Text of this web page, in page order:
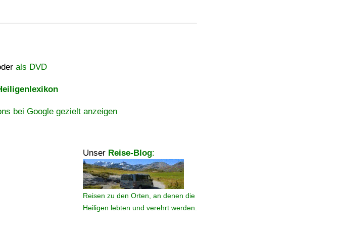
als DVD
bei Google gezielt anzeigen
Unser Reise-Blog:
Reisen zu den Orten, an denen die
Heiligen lebten und verehrt werden.